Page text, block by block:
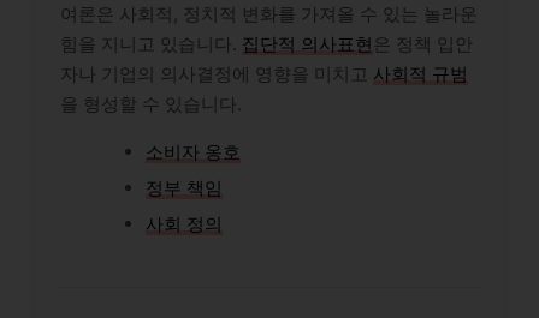
여론은 사회적, 정치적 변화를 가져올 수 있는 놀라운
힘을 지니고 있습니다. 집단적 의사표현은 정책 입안
자나 기업의 의사결정에 영향을 미치고 사회적 규범
을 형성할 수 있습니다.
소비자 옹호
정부 책임
사회 정의